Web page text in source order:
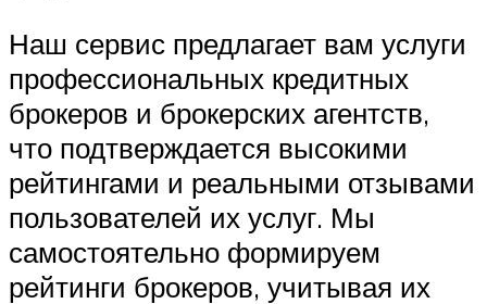
Наш сервис предлагает вам услуги
профессиональных кредитных
брокеров и брокерских агентств,
что подтверждается высокими
рейтингами и реальными отзывами
пользователей их услуг. Мы
самостоятельно формируем
рейтинги брокеров, учитывая их